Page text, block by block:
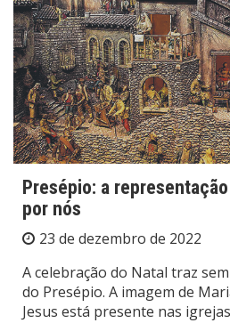
Presépio: a
por nós
23 de dezembro de 2022
A celebração do Natal traz
do Presépio. A imagem de
Jesus está presente nas